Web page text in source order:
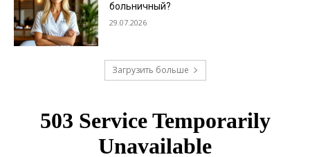
больничный?
29.07.2026
Загрузить больше